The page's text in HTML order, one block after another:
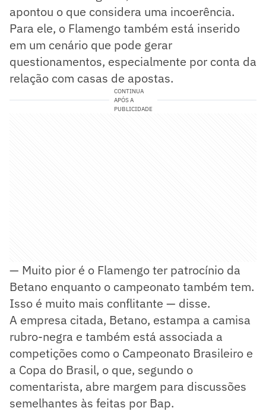
apontou o que considera uma incoerência.
Para ele, o Flamengo também está inserido
em um cenário que pode gerar
questionamentos, especialmente por conta da
relação com casas de apostas.
CONTINUA
APÓS A
PUBLICIDADE
— Muito pior é o Flamengo ter patrocínio da
Betano enquanto o campeonato também tem.
Isso é muito mais conflitante — disse.
A empresa citada, Betano, estampa a camisa
rubro-negra e também está associada a
competições como o Campeonato Brasileiro e
a Copa do Brasil, o que, segundo o
comentarista, abre margem para discussões
semelhantes às feitas por Bap.